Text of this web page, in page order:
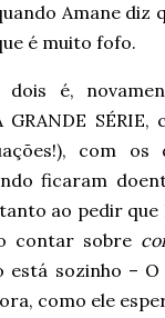
Amane diz
é muito fofo.
dois é,
GRANDE
com
ficaram
ao pedir que
contar sobre
sozinho –
como ele